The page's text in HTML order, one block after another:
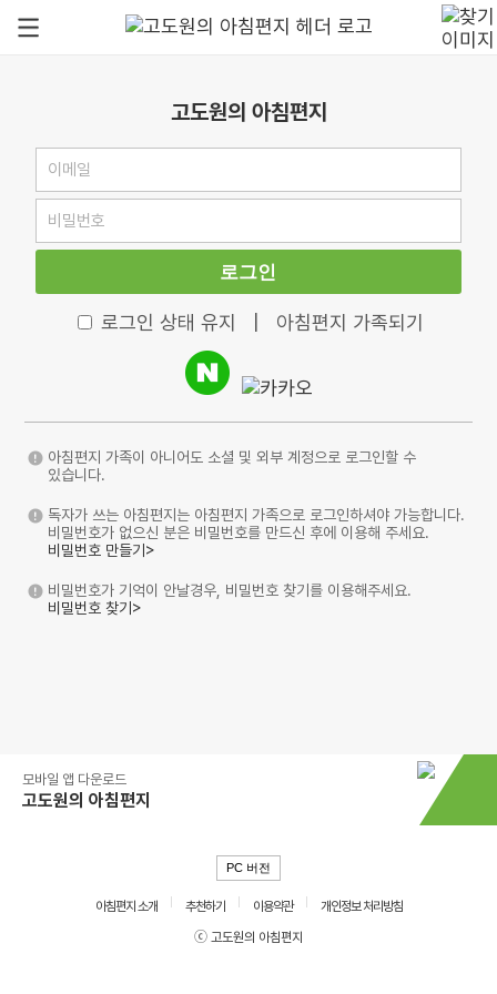
고도원의 아침편지
로그인
로그인 상태 유지 아침편지 가족되기
아침편지 가족이 아니어도 소셜 및 외부 계정으로 로그인할 수
있습니다.
독자가 쓰는 아침편지는 아침편지 가족으로 로그인하셔야 가능합니다.
비밀번호가 없으신 분은 비밀번호를 만드신 후에 이용해 주세요.
비밀번호 만들기>
비밀번호가 기억이 안날경우, 비밀번호 찾기를 이용해주세요.
비밀번호 찾기>
모바일 앱 다운로드
고도원의 아침편지
PC 버전
아침편지 소개 추천하기 이용약관
개인정보 처리방침
ⓒ 고도원의 아침편지